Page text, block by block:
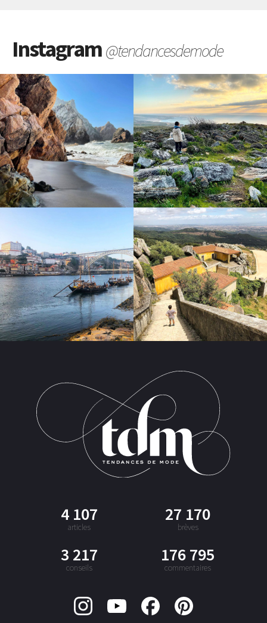
Instagram@tendancesdemode
4 107
articles
27 170
brèves
3 217
conseils
176 795
commentaires